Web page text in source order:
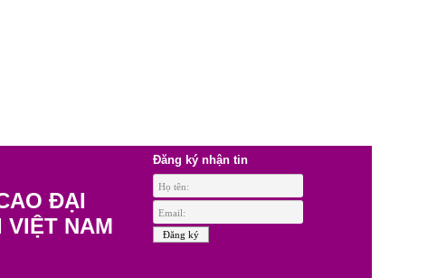
ĐẠI
VIỆT NAM
Đăng ký nhận tin